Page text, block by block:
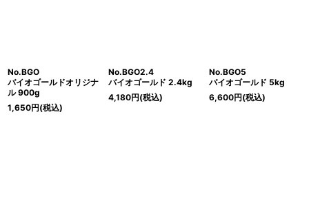
No.BGO
バイオゴールドオリジナ
ル 900g
1,650円(税込)
No.BGO2.4
バイオゴールド 2.4kg
4,180円(税込)
No.BGO5
バイオゴールド 5kg
6,600円(税込)